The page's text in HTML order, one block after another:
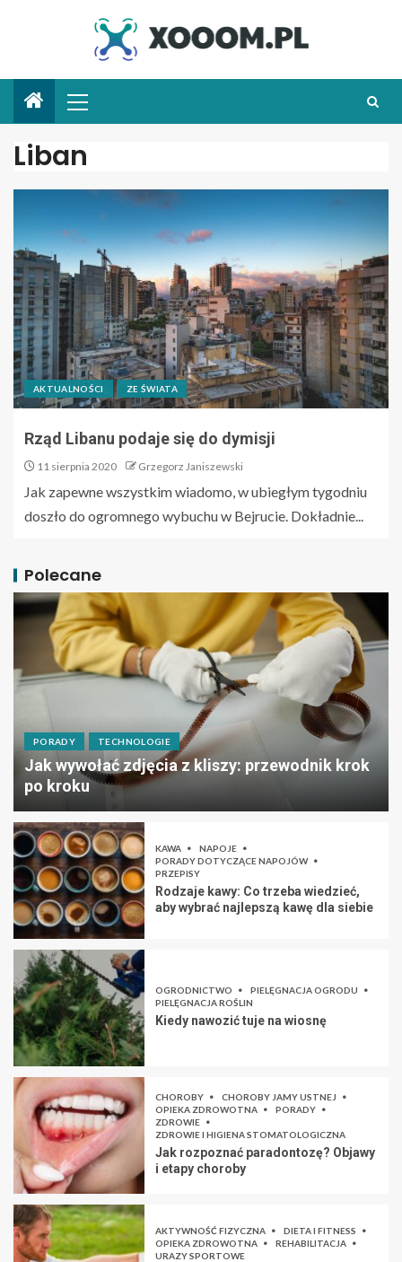
Liban
AKTUALNOŚCI ZE ŚWIATA
Rząd Libanu podaje się do dymisji
11 sierpnia 2020 Grzegorz Janiszewski
Jak zapewne wszystkim wiadomo, w ubiegłym tygodniu
doszło do ogromnego wybuchu w Bejrucie. Dokładnie...
Polecane
PORADY TECHNOLOGIE
Jak wywołać zdjęcia z kliszy: przewodnik krok
po kroku
KAWA
NAPOJE
PORADY DOTYCZĄCE NAPOJÓW
PRZEPISY
Rodzaje kawy: Co trzeba wiedzieć,
aby wybrać najlepszą kawę dla siebie
OGRODNICTWO
PIELĘGNACJA OGRODU
PIELĘGNACJA ROŚLIN
Kiedy nawozić tuje na wiosnę
CHOROBY
CHOROBY JAMY USTNEJ
OPIEKA ZDROWOTNA
PORADY
ZDROWIE
ZDROWIE I HIGIENA STOMATOLOGICZNA
Jak rozpoznać paradontozę? Objawy
i etapy choroby
AKTYWNOŚĆ FIZYCZNA
DIETA I FITNESS
OPIEKA ZDROWOTNA
REHABILITACJA
URAZY SPORTOWE